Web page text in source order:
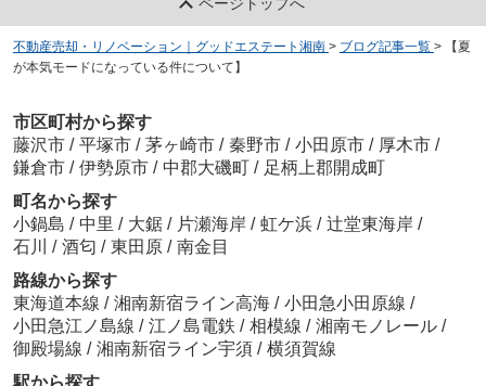
不動産売却・リノベーション｜グッドエステート湘南 > ブログ記事一覧 >
【夏
が本気モードになっている件について】
市区町村から探す
藤沢市 / 平塚市 / 茅ヶ崎市 / 秦野市 / 小田原市 / 厚木市 /
鎌倉市 / 伊勢原市 / 中郡大磯町 / 足柄上郡開成町
町名から探す
小鍋島 / 中里 / 大鋸 / 片瀬海岸 / 虹ケ浜 / 辻堂東海岸 /
石川 / 酒匂 / 東田原 / 南金目
路線から探す
東海道本線 / 湘南新宿ライン高海 / 小田急小田原線 /
小田急江ノ島線 / 江ノ島電鉄 / 相模線 / 湘南モノレール /
御殿場線 / 湘南新宿ライン宇須 / 横須賀線